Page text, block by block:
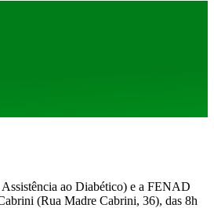
ao Diabético) e a FENAD
(Rua Madre Cabrini, 36), das 8h